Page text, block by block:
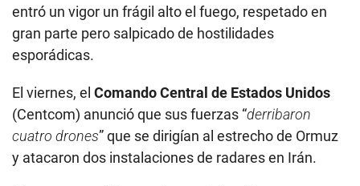
entró un vigor un frágil alto el fuego, respetado en
gran parte pero salpicado de hostilidades
esporádicas.
El viernes, el Comando Central de Estados Unidos
(Centcom) anunció que sus fuerzas “derribaron
cuatro drones” que se dirigían al estrecho de Ormuz
y atacaron dos instalaciones de radares en Irán.